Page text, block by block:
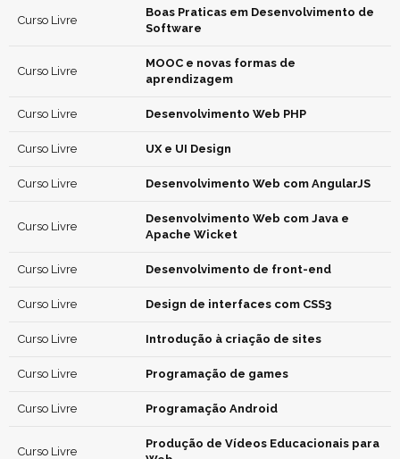
Curso Livre
Boas Praticas em Desenvolvimento de
Software
Curso Livre
MOOC e novas formas de
aprendizagem
Curso Livre Desenvolvimento Web PHP
Curso Livre UX e UI Design
Curso Livre Desenvolvimento Web com AngularJS
Curso Livre
Desenvolvimento Web com Java e
Apache Wicket
Curso Livre Desenvolvimento de front-end
Curso Livre Design de interfaces com CSS3
Curso Livre Introdução à criação de sites
Curso Livre Programação de games
Curso Livre Programação Android
Curso Livre
Produção de Vídeos Educacionais para